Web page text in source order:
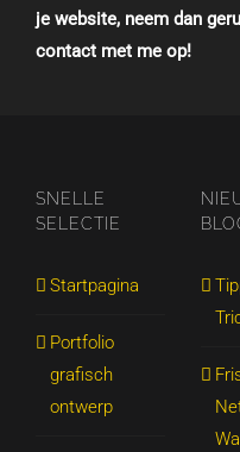
je website, neem dan
contact met me op!
SNELLE
SELECTIE
Startpagina
Portfolio
grafisch
ontwerp